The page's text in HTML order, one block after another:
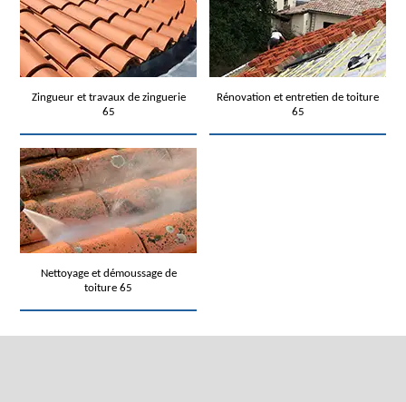
Zingueur et travaux de zinguerie
65
Rénovation et entretien de toiture
65
Nettoyage et démoussage de
toiture 65